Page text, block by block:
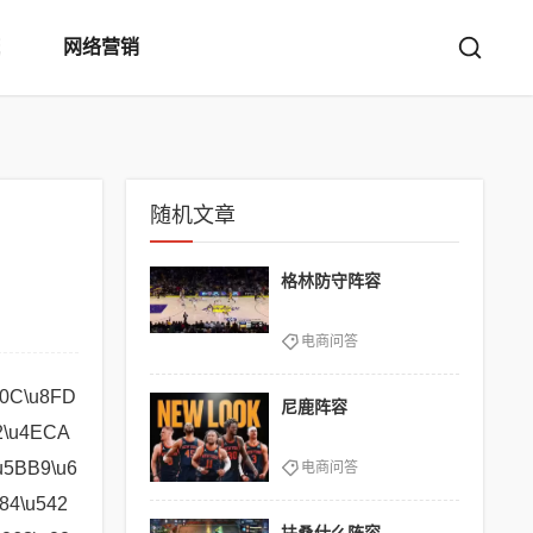
网络营销
随机文章
格林防守阵容
电商问答
尼鹿阵容
电商问答